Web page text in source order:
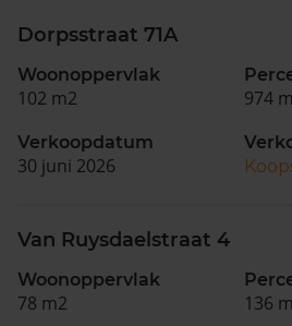
Dorpsstraat 71A
Woonoppervlak
102 m2 974
Verkoopdatum
30 juni 2026
Van Ruysdaelstraat 4
Woonoppervlak
78 m2 136